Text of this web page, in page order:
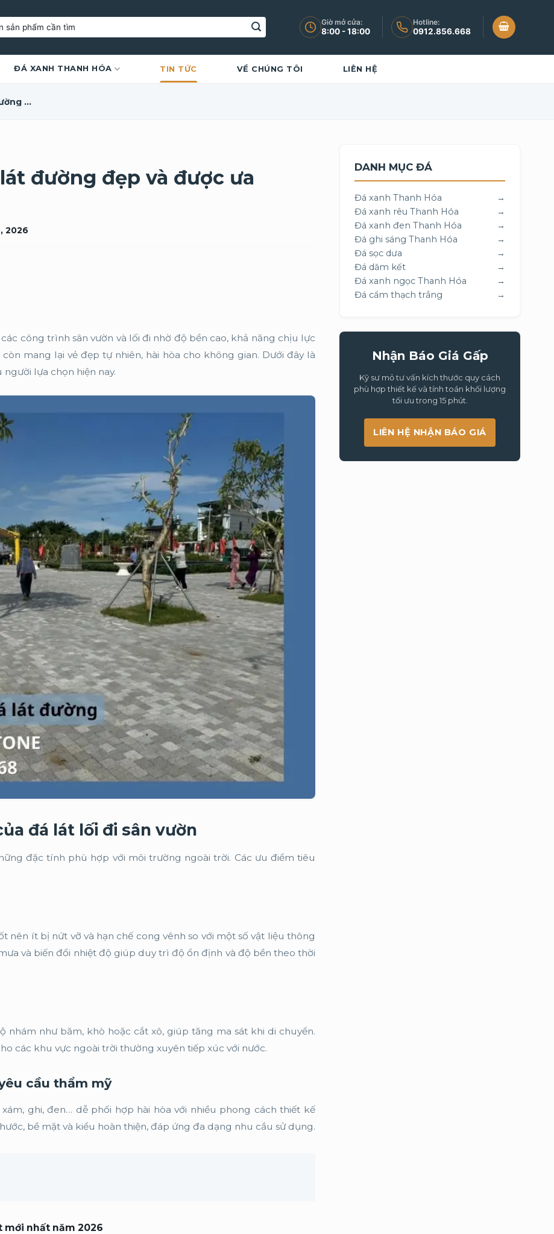
Giờ mở cửa:
8:00 - 18:00
Hotline:
0912.856.668
ĐÁ XANH THANH HÓA TIN TỨC VỀ CHÚNG TÔI LIÊN HỆ
Tổng hợp các mẫu đá lát đường đẹp và được ưa chuộng
đường đẹp và được ưa
2026
công trình sân vườn và lối đi nhờ độ bền cao, khả năng chịu lực
mang lại vẻ đẹp tự nhiên, hài hòa cho không gian. Dưới đây là
lựa chọn hiện nay.
đá lát lối đi sân vườn
đặc tính phù hợp với môi trường ngoài trời. Các ưu điểm tiêu
ít bị nứt vỡ và hạn chế cong vênh so với một số vật liệu thông
và biến đổi nhiệt độ giúp duy trì độ ổn định và độ bền theo thời
như băm, khò hoặc cắt xô, giúp tăng ma sát khi di chuyển.
các khu vực ngoài trời thường xuyên tiếp xúc với nước.
cầu thẩm mỹ
ghi, đen… dễ phối hợp hài hòa với nhiều phong cách thiết kế
bề mặt và kiểu hoàn thiện, đáp ứng đa dạng nhu cầu sử dụng.
mới nhất năm 2026
DANH MỤC ĐÁ
Đá xanh Thanh Hóa
→
Đá xanh rêu Thanh Hóa
→
Đá xanh đen Thanh Hóa
→
Đá ghi sáng Thanh Hóa
→
Đá sọc dưa
→
Đá dăm kết
→
Đá xanh ngọc Thanh Hóa
→
Đá cẩm thạch trắng
→
Nhận Báo Giá Gấp
Kỹ sư mỏ tư vấn kích thước quy cách
phù hợp thiết kế và tính toán khối lượng
tối ưu trong 15 phút.
LIÊN HỆ NHẬN BÁO GIÁ